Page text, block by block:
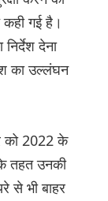
गई है।
देना
का उल्लंघन
को 2022 के
तहत उनकी
से भी बाहर